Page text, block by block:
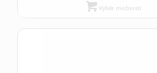
Výběr možností